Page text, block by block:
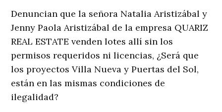
Denuncian que la señora Natalia Aristizábal y
Jenny Paola Aristizábal de la empresa QUARIZ
REAL ESTATE venden lotes allí sin los
permisos requeridos ni licencias, ¿Será que
los proyectos Villa Nueva y Puertas del Sol,
están en las mismas condiciones de
ilegalidad?